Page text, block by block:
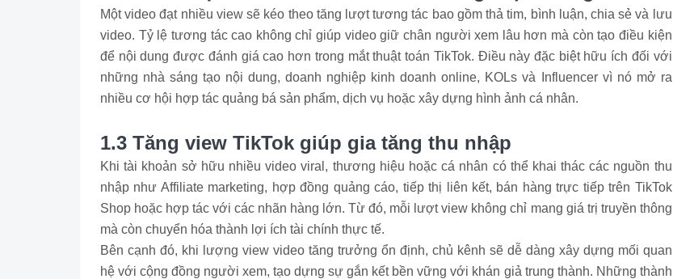
Một video đạt nhiều view sẽ kéo theo tăng lượt tương tác bao gồm thả tim, bình luận, chia sẻ và lưu
video. Tỷ lệ tương tác cao không chỉ giúp video giữ chân người xem lâu hơn mà còn tạo điều kiện
để nội dung được đánh giá cao hơn trong mắt thuật toán TikTok. Điều này đặc biệt hữu ích đối với
những nhà sáng tạo nội dung, doanh nghiệp kinh doanh online, KOLs và Influencer vì nó mở ra
nhiều cơ hội hợp tác quảng bá sản phẩm, dịch vụ hoặc xây dựng hình ảnh cá nhân.
1.3 Tăng view TikTok giúp gia tăng thu nhập
Khi tài khoản sở hữu nhiều video viral, thương hiệu hoặc cá nhân có thể khai thác các nguồn thu
nhập như Affiliate marketing, hợp đồng quảng cáo, tiếp thị liên kết, bán hàng trực tiếp trên TikTok
Shop hoặc hợp tác với các nhãn hàng lớn. Từ đó, mỗi lượt view không chỉ mang giá trị truyền thông
mà còn chuyển hóa thành lợi ích tài chính thực tế.
Bên cạnh đó, khi lượng view video tăng trưởng ổn định, chủ kênh sẽ dễ dàng xây dựng mối quan
hệ với cộng đồng người xem, tạo dựng sự gắn kết bền vững với khán giả trung thành. Những thành